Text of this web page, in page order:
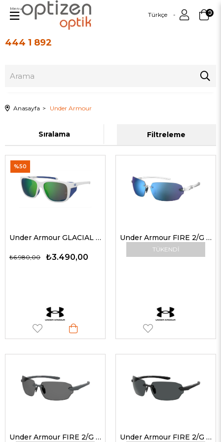
444 1 892
Türkçe 0
Menu
Anasayfa Under Armour
Filtreleme
Sıralama
Under Armour GLACIAL YO63K 58 G Erkek Güneş Gözlükleri
₺3.490,00
₺6.980,00
%50
TÜKENDI
Under Armour FIRE 2/G 900W1 71 Unisex Güneş Gözlükleri
Under Armour FIRE 2/G RIW6C 71 Polarize Güneş Gözlüğü Under Armour FIRE 2/G 003KA 71 Unisex Güneş Gözlükleri